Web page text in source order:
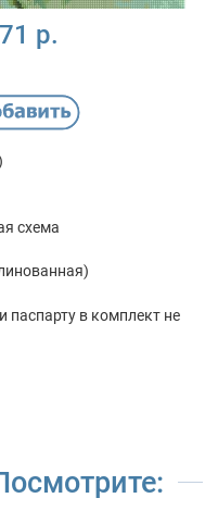
р.
схема
паспарту в комплект не